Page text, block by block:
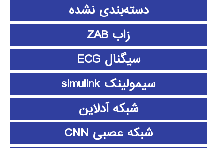
دسته‌بندی نشده
زاب ZAB
سیگنال ECG
سیمولینک simulink
شبکه آدلاین
شبکه عصبی CNN